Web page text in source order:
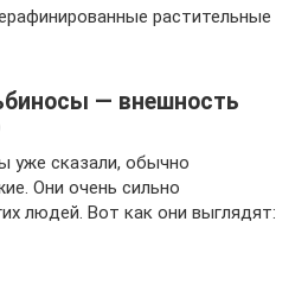
растительные
— внешность
уже сказали, обычно
Они очень сильно
людей. Вот как они выглядят: